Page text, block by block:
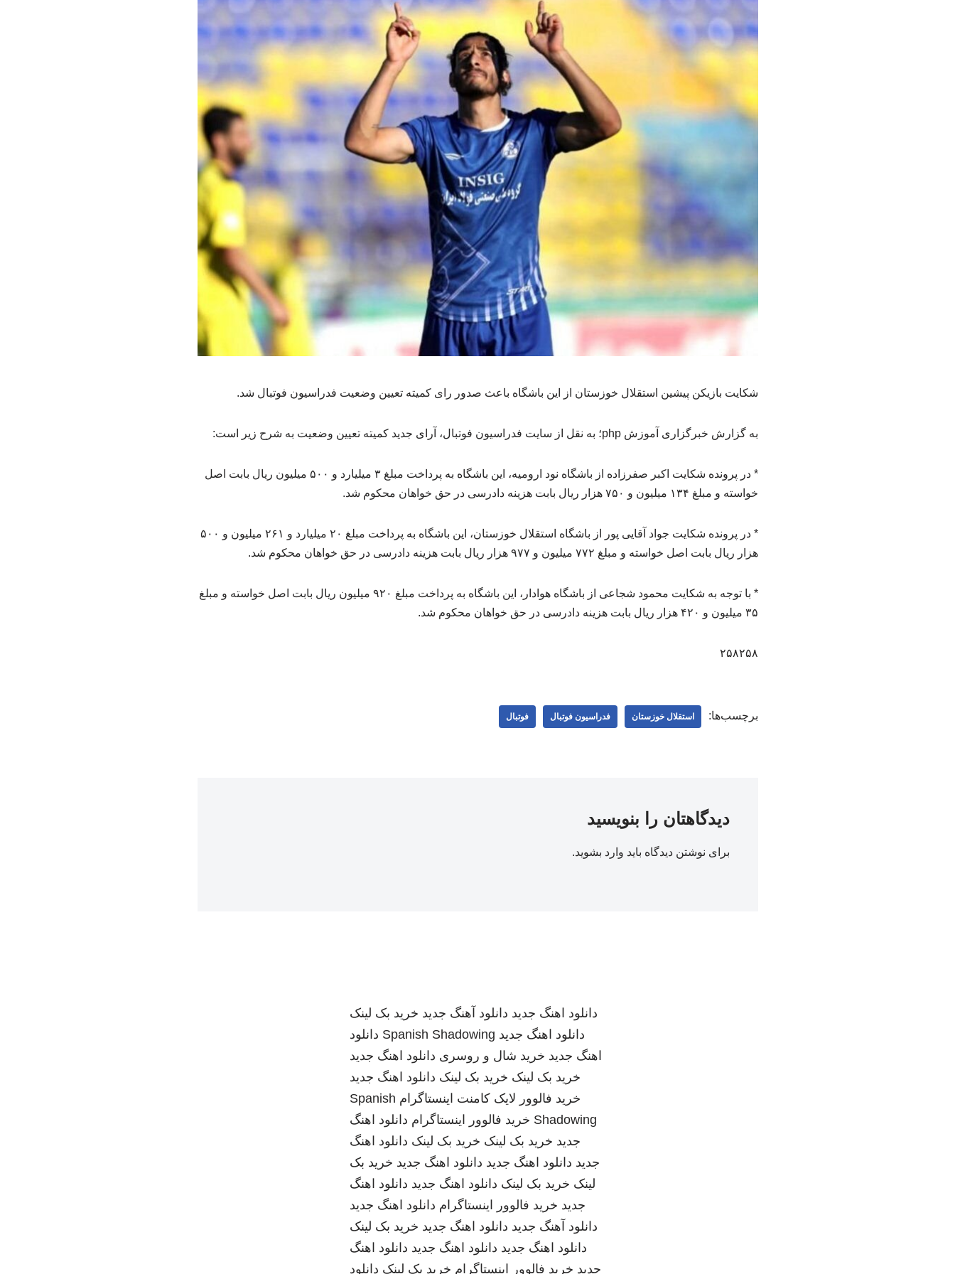
شکایت بازیکن پیشین استقلال خوزستان از این باشگاه باعث صدور رای کمیته تعیین وضعیت فدراسیون فوتبال شد.
به گزارش خبرگزاری آموزش php؛ به نقل از سایت فدراسیون فوتبال، آرای جدید کمیته تعیین وضعیت به شرح زیر است:
* در پرونده شکایت اکبر صفرزاده از باشگاه نود ارومیه، این باشگاه به پرداخت مبلغ ۳ میلیارد و ۵۰۰ میلیون ریال بابت اصل
خواسته و مبلغ ۱۳۴ میلیون و ۷۵۰ هزار ریال بابت هزینه دادرسی در حق خواهان محکوم شد.
* در پرونده شکایت جواد آقایی پور از باشگاه استقلال خوزستان، این باشگاه به پرداخت مبلغ ۲۰ میلیارد و ۲۶۱ میلیون و ۵۰۰
هزار ریال بابت اصل خواسته و مبلغ ۷۷۲ میلیون و ۹۷۷ هزار ریال بابت هزینه دادرسی در حق خواهان محکوم شد.
* با توجه به شکایت محمود شجاعی از باشگاه هوادار، این باشگاه به پرداخت مبلغ ۹۲۰ میلیون ریال بابت اصل خواسته و مبلغ
۳۵ میلیون و ۴۲۰ هزار ریال بابت هزینه دادرسی در حق خواهان محکوم شد.
۲۵۸۲۵۸
برچسب‌ها: استقلال خوزستان فدراسیون فوتبال فوتبال
دیدگاهتان را بنویسید
برای نوشتن دیدگاه باید وارد بشوید.
دانلود اهنگ جدید دانلود آهنگ جدید خرید بک لینک
دانلود اهنگ جدید Spanish Shadowing دانلود
اهنگ جدید خرید شال و روسری دانلود اهنگ جدید
خرید بک لینک خرید بک لینک دانلود اهنگ جدید
خرید فالوور لایک کامنت اینستاگرام Spanish
Shadowing خرید فالوور اینستاگرام دانلود اهنگ
جدید خرید بک لینک خرید بک لینک دانلود اهنگ
جدید دانلود اهنگ جدید دانلود اهنگ جدید خرید بک
لینک خرید بک لینک دانلود اهنگ جدید دانلود اهنگ
جدید خرید فالوور اینستاگرام دانلود اهنگ جدید
دانلود آهنگ جدید دانلود اهنگ جدید خرید بک لینک
دانلود اهنگ جدید دانلود اهنگ جدید دانلود اهنگ
جدید خرید فالوور اینستاگرام خرید بک لینک دانلود